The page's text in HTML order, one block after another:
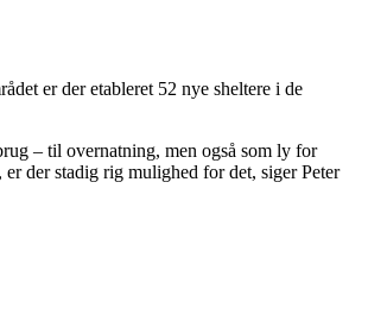
er der etableret 52 nye sheltere i de
– til overnatning, men også som ly for
der stadig rig mulighed for det, siger Peter